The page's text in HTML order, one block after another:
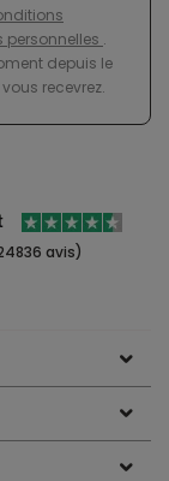
personnelles .
depuis le
recevrez.
avis)